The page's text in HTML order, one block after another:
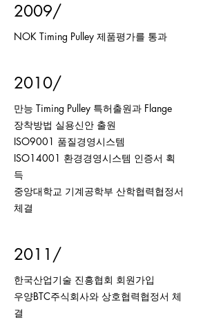
2009/
NOK Timing Pulley 제품평가를 통과
2010/
만능 Timing Pulley 특허출원과 Flange
장착방법 실용신안 출원
ISO9001 품질경영시스템
ISO14001 환경경영시스템 인증서 획
득
중앙대학교 기계공학부 산학협력협정서
체결
2011/
한국산업기술 진흥협회 회원가입
우양BTC주식회사와 상호협력협정서 체
결